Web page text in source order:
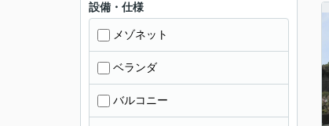
設備・仕様
メゾネット
ベランダ
バルコニー